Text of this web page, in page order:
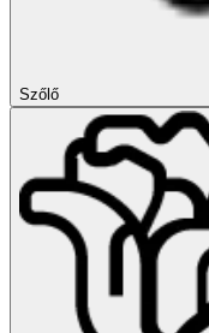
Szőlő